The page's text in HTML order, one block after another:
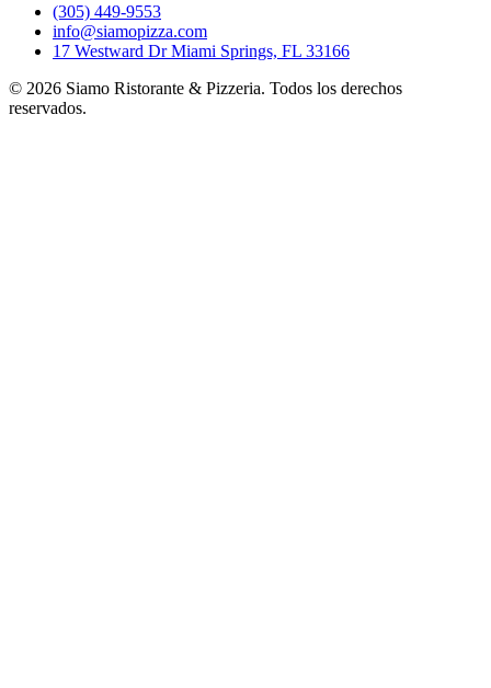
(305) 449-9553
info@siamopizza.com
17 Westward Dr Miami Springs, FL 33166
© 2026 Siamo Ristorante & Pizzeria. Todos los derechos
reservados.